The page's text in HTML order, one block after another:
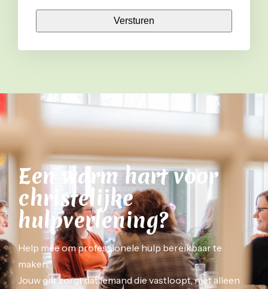
Een warm hart voor
christelijke
hulpverlening?
Help mee om professionele hulp bereikbaar te
maken.
Jouw gift zorgt dat iemand die vastloopt, niet alleen